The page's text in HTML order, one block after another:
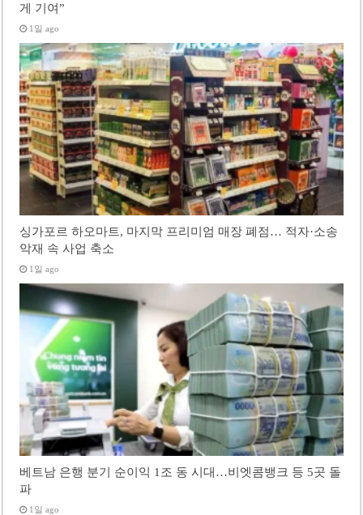
게 기여”
1일 ago
싱가포르 하오마트, 마지막 프리미엄 매장 폐점… 적자·소송
악재 속 사업 축소
1일 ago
베트남 은행 분기 순이익 1조 동 시대…비엣콤뱅크 등 5곳 돌
파
1일 ago